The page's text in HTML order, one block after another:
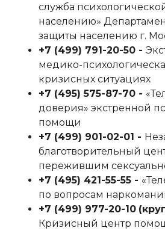
служба
населению»
защиты населению г.
+7 (499) 791-20-50‬ -
медико-
кризисных ситуациях
+7 (495) 575-87-70‬ -
доверия» экстренной
помощи
+7 (499) 901-02-01‬ -
благотворительный
пережившим
+7 (495) 421-55-55‬ -
по вопросам
+7 (499) 977-20-10
Кризисный центр